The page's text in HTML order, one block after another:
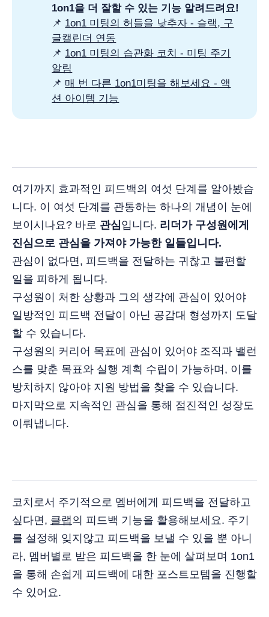
1on1을 더 잘할 수 있는 기능 알려드려요!
📌 1on1 미팅의 허들을 낮추자 - 슬랙, 구
글캘린더 연동
📌 1on1 미팅의 습관화 코치 - 미팅 주기
알림
📌 매 번 다른 1on1미팅을 해보세요 - 액
션 아이템 기능
여기까지 효과적인 피드백의 여섯 단계를 알아봤습
니다. 이 여섯 단계를 관통하는 하나의 개념이 눈에
보이시나요? 바로 관심 입니다. 리더가 구성원에게
진심으로 관심을 가져야 가능한 일들입니다.
관심이 없다면, 피드백을 전달하는 귀찮고 불편할
일을 피하게 됩니다.
구성원이 처한 상황과 그의 생각에 관심이 있어야
일방적인 피드백 전달이 아닌 공감대 형성까지 도달
할 수 있습니다.
구성원의 커리어 목표에 관심이 있어야 조직과 밸런
스를 맞춘 목표와 실행 계획 수립이 가능하며, 이를
방치하지 않아야 지원 방법을 찾을 수 있습니다.
마지막으로 지속적인 관심을 통해 점진적인 성장도
이뤄냅니다.
코치로서 주기적으로 멤버에게 피드백을 전달하고
싶다면, 클랩의 피드백 기능을 활용해보세요. 주기
를 설정해 잊지않고 피드백을 보낼 수 있을 뿐 아니
라, 멤버별로 받은 피드백을 한 눈에 살펴보며 1on1
을 통해 손쉽게 피드백에 대한 포스트모템을 진행할
수 있어요.